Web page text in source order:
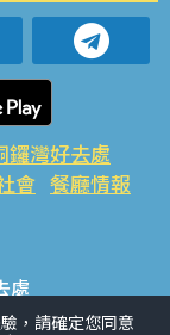
鑼灣好去處
會 餐廳情報
處
好去處 社會
，請確定您同意